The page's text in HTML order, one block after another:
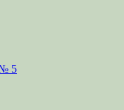
№ 5